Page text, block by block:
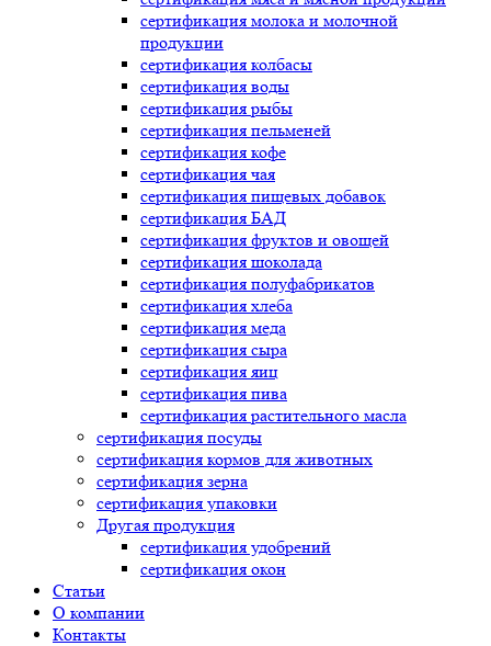
сертификация молока и молочной
продукции
сертификация колбасы
сертификация воды
сертификация рыбы
сертификация пельменей
сертификация кофе
сертификация чая
сертификация пищевых добавок
сертификация БАД
сертификация фруктов и овощей
сертификация шоколада
сертификация полуфабрикатов
сертификация хлеба
сертификация меда
сертификация сыра
сертификация яиц
сертификация пива
сертификация растительного масла
сертификация посуды
сертификация кормов для животных
сертификация зерна
сертификация упаковки
Другая продукция
сертификация удобрений
сертификация окон
Статьи
О компании
Контакты